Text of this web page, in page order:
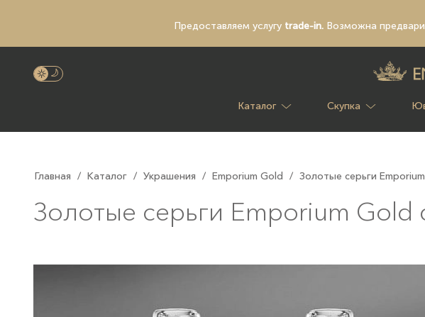
Предоставляем услугу trade-in.Возможна
Каталог Скупка
Главная / Каталог / Украшения / Emporium Gold / Золотые серьги
Золотые серьги Emporium